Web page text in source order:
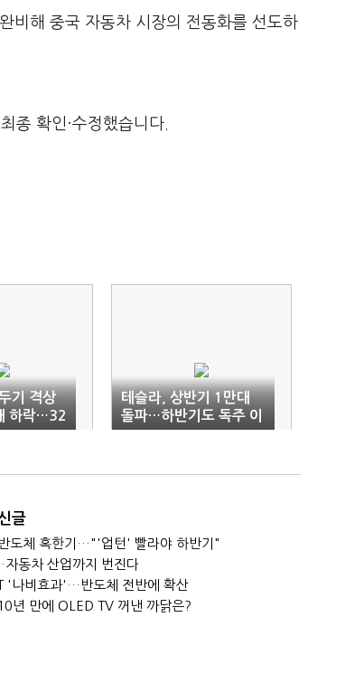
비해 중국 자동차 시장의 전동화를 선도하
종 확인·수정했습니다.
기 격상
하락…32
테슬라, 상반기 1만대
돌파…하반기도 독주 이
어질까
글
도체 혹한기…"'업턴' 빨라야 하반기"
동차 산업까지 번진다
'나비효과'…반도체 전반에 확산
년 만에 OLED TV 꺼낸 까닭은?